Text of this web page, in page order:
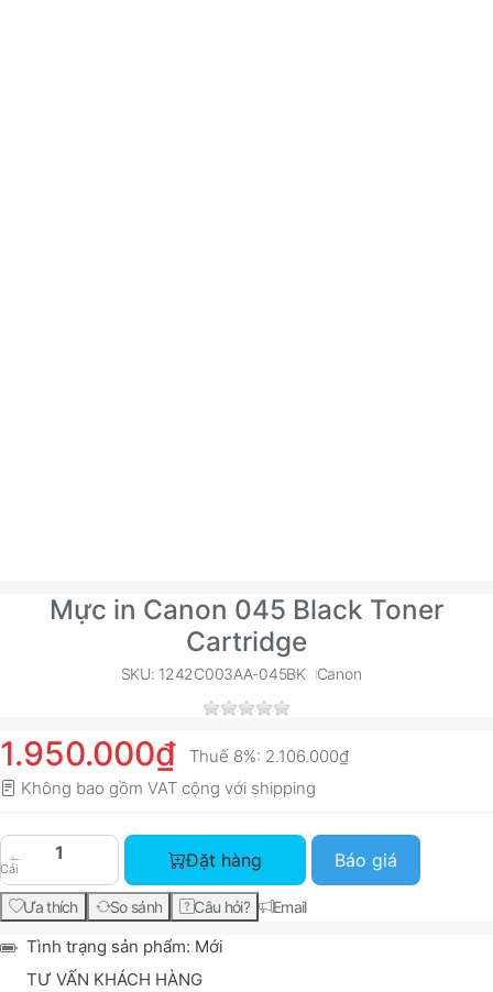
Mực in Canon 045 Black Toner
Cartridge
SKU: 1242C003AA-045BK Canon
1.950.000₫ Thuế 8%: 2.106.000₫
Không bao gồm VAT cộng với shipping
Cái
Mực in Canon 045 Black Toner Cartridge với
Đặt hàng Báo giá
Ưa thích So sánh Câu hỏi? Email
Tình trạng sản phẩm: Mới
TƯ VẤN KHÁCH HÀNG